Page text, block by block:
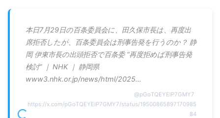
本日7月29日の百条委員会に、田久保市長は、再度出
席拒否したが、百条委員会は刑事告発を行うのか？ 静
岡 伊東市長の出頭拒否で百条委 “再度拒めば刑事告発
検討” ｜ NHK ｜ 静岡県
www3.nhk.or.jp/news/html/2025…
@pGoTQEYElP7GMY7
https://x.com/pGoTQEYElP7GMY7/status/19500865897170985
84